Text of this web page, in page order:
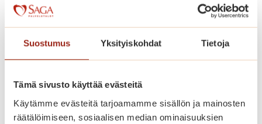
Suostumus Yksityiskohdat Tietoja
Tämä sivusto käyttää evästeitä
Käytämme evästeitä tarjoamamme sisällön ja mainosten
räätälöimiseen, sosiaalisen median ominaisuuksien
parveke ja turvapuhelin. Meillä asut
omassa kodissa, jonka voit sisustaa
makusi mukaan omilla tutuilla
huonekaluillasi ja tavaroillasi.
Asuntojen asumiskuluun sisältyy
asunnon vuokra ja yhteisten tilojen